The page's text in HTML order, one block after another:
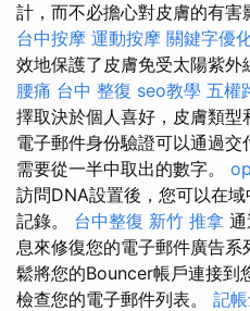
計，而不必擔心對皮膚的有害
台中按摩 運動按摩 關鍵字優
效地保護了皮膚免受太陽紫外
腰痛 台中 整復 seo教學 五權
擇取決於個人喜好，皮膚類
電子郵件身份驗證可以通過
需要從一半中取出的數字。
訪問DNA設置後，您可以在
記錄。 台中整復 新竹 推拿
息來修復您的電子郵件廣告系
鬆將您的Bouncer帳戶連接到
檢查您的電子郵件列表。 記